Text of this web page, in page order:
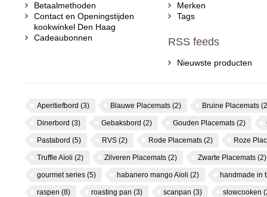
Betaalmethoden
Contact en Openingstijden
kookwinkel Den Haag
Cadeaubonnen
Merken
Tags
RSS feeds
Nieuwste producten
Aperitiefbord (3) Blauwe Placemats (2) Bruine Placemats
Dinerbord (3) Gebaksbord (2) Gouden Placemats (2)
Pastabord (5) RVS (2) Rode Placemats (2) Roze
Truffle Aïoli (2) Zilveren Placemats (2) Zwarte Placemats (2)
gourmet series (5) habanero mango Aïoli (2) handmade in
raspen (8) roasting pan (3) scanpan (3) slowcooken